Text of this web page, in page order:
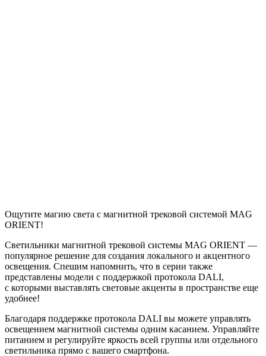
Ощутите магию света с магнитной трековой системой MAG
ORIENT!
Светильники магнитной трековой системы MAG ORIENT —
популярное решение для создания локального и акцентного
освещения. Спешим напомнить, что в серии также
представлены модели с поддержкой протокола DALI,
с которыми выставлять световые акценты в пространстве еще
удобнее!
Благодаря поддержке протокола DALI вы можете управлять
освещением магнитной системы одним касанием. Управляйте
питанием и регулируйте яркость всей группы или отдельного
светильника прямо с вашего смартфона.